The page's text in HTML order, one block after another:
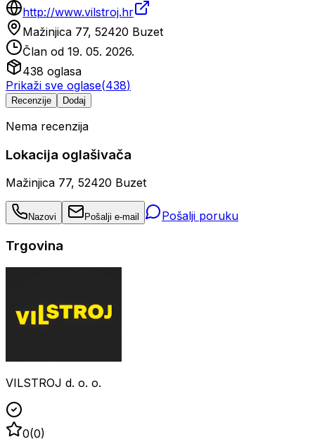
http://www.vilstroj.hr
Mažinjica 77, 52420 Buzet
Član od 19. 05. 2026.
438 oglasa
Prikaži sve oglase(438)
Recenzije Dodaj
Nema recenzija
Lokacija oglašivača
Mažinjica 77, 52420 Buzet
Nazovi Pošalji e-mail Pošalji poruku
Trgovina
VILSTROJ d. o. o.
0(0)